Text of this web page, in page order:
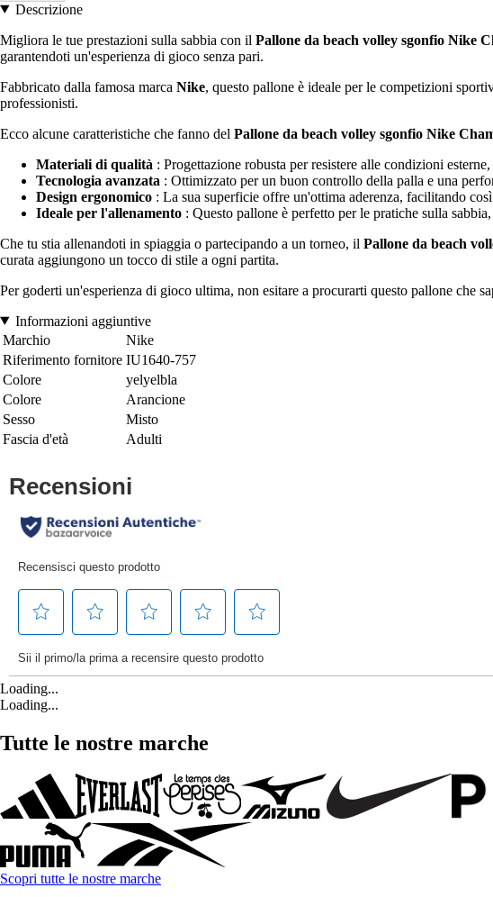
Descrizione
Migliora le tue prestazioni sulla sabbia con il Pallone da beach volley sgonfio Nike
garantendoti un'esperienza di gioco senza pari.
Fabbricato dalla famosa marca Nike, questo pallone è ideale per le competizioni
professionisti.
Ecco alcune caratteristiche che fanno del Pallone da beach volley sgonfio Nike
Materiali di qualità : Progettazione robusta per resistere alle condizioni
Tecnologia avanzata : Ottimizzato per un buon controllo della palla e una
Design ergonomico : La sua superficie offre un'ottima aderenza, facilitando
Ideale per l'allenamento : Questo pallone è perfetto per le pratiche sulla
Che tu stia allenandoti in spiaggia o partecipando a un torneo, il Pallone da beach
curata aggiungono un tocco di stile a ogni partita.
Per goderti un'esperienza di gioco ultima, non esitare a procurarti questo pallone che
Informazioni aggiuntive
Marchio
Nike
Riferimento fornitore IU1640-757
Colore
yelyelbla
Colore
Arancione
Sesso
Misto
Fascia d'età
Adulti
Loading...
Loading...
Tutte le nostre marche
Scopri tutte le nostre marche